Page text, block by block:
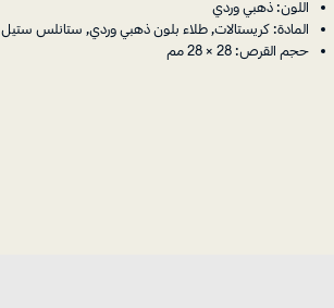
اللون: ذهبي وردي
المادة: كريستالات, طلاء بلون ذهبي وردي, ستانلس ستيل
حجم القرص: 28 × 28 مم